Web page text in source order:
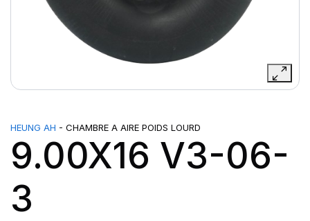
HEUNG AH - CHAMBRE A AIRE POIDS LOURD
9.00X16 V3-06-
3